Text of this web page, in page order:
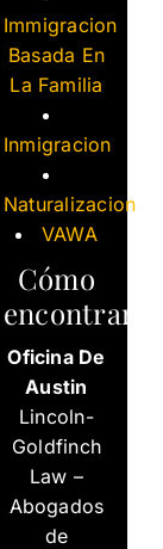
Immigracion
Basada En
La Familia
Inmigracion
Naturalizacion
VAWA
Cómo
Oficina De
Austin
Lincoln-
Goldfinch
Law –
Abogados
de